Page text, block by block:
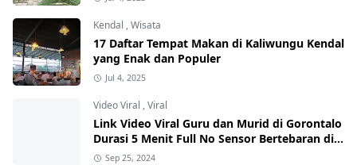
Kendal ,Wisata
17 Daftar Tempat Makan di Kaliwungu Kendal
yang Enak dan Populer
Jul 4, 2025
Video Viral ,Viral
Link Video Viral Guru dan Murid di Gorontalo
Durasi 5 Menit Full No Sensor Bertebaran di
Internet, Hati-Hati Phising!
Sep 25, 2024